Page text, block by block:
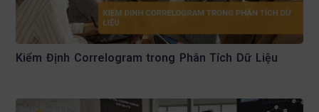
Kiểm Định Correlogram trong Phân Tích Dữ Liệu